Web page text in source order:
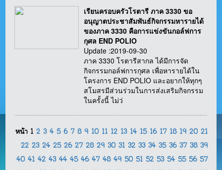
เรียนครอบครัวโรตารี ภาค 3330 ขอ
อนุญาตประชาสัมพันธ์กิจกรรมหารายได้
ของภาค 3330 คือการแข่งขันกอล์ฟการ
กุศล END POLIO
Update :2019-09-30
ภาค 3330 โรตารีสากล ได้มีการจัด
กิจกรรมกอล์ฟการกุศล เพื่อหารายได้ใน
โครงการ END POLIO และอยากให้ทุกๆ
สโมสรมีส่วนร่วมในการส่งเสริมกิจกรรม
ในครั้งนี้ ไม่ว่
หน้า 1 2 3 4 5 6 7 8 9 10 11 12 13 14 15 16 17 18 19 20 21
22 23 24 25 26 27 28 29 30 31 32 33 34 35 36 37 38 39
40 41 42 43 44 45 46 47 48 49 50 51 52 53 54 55 56 57